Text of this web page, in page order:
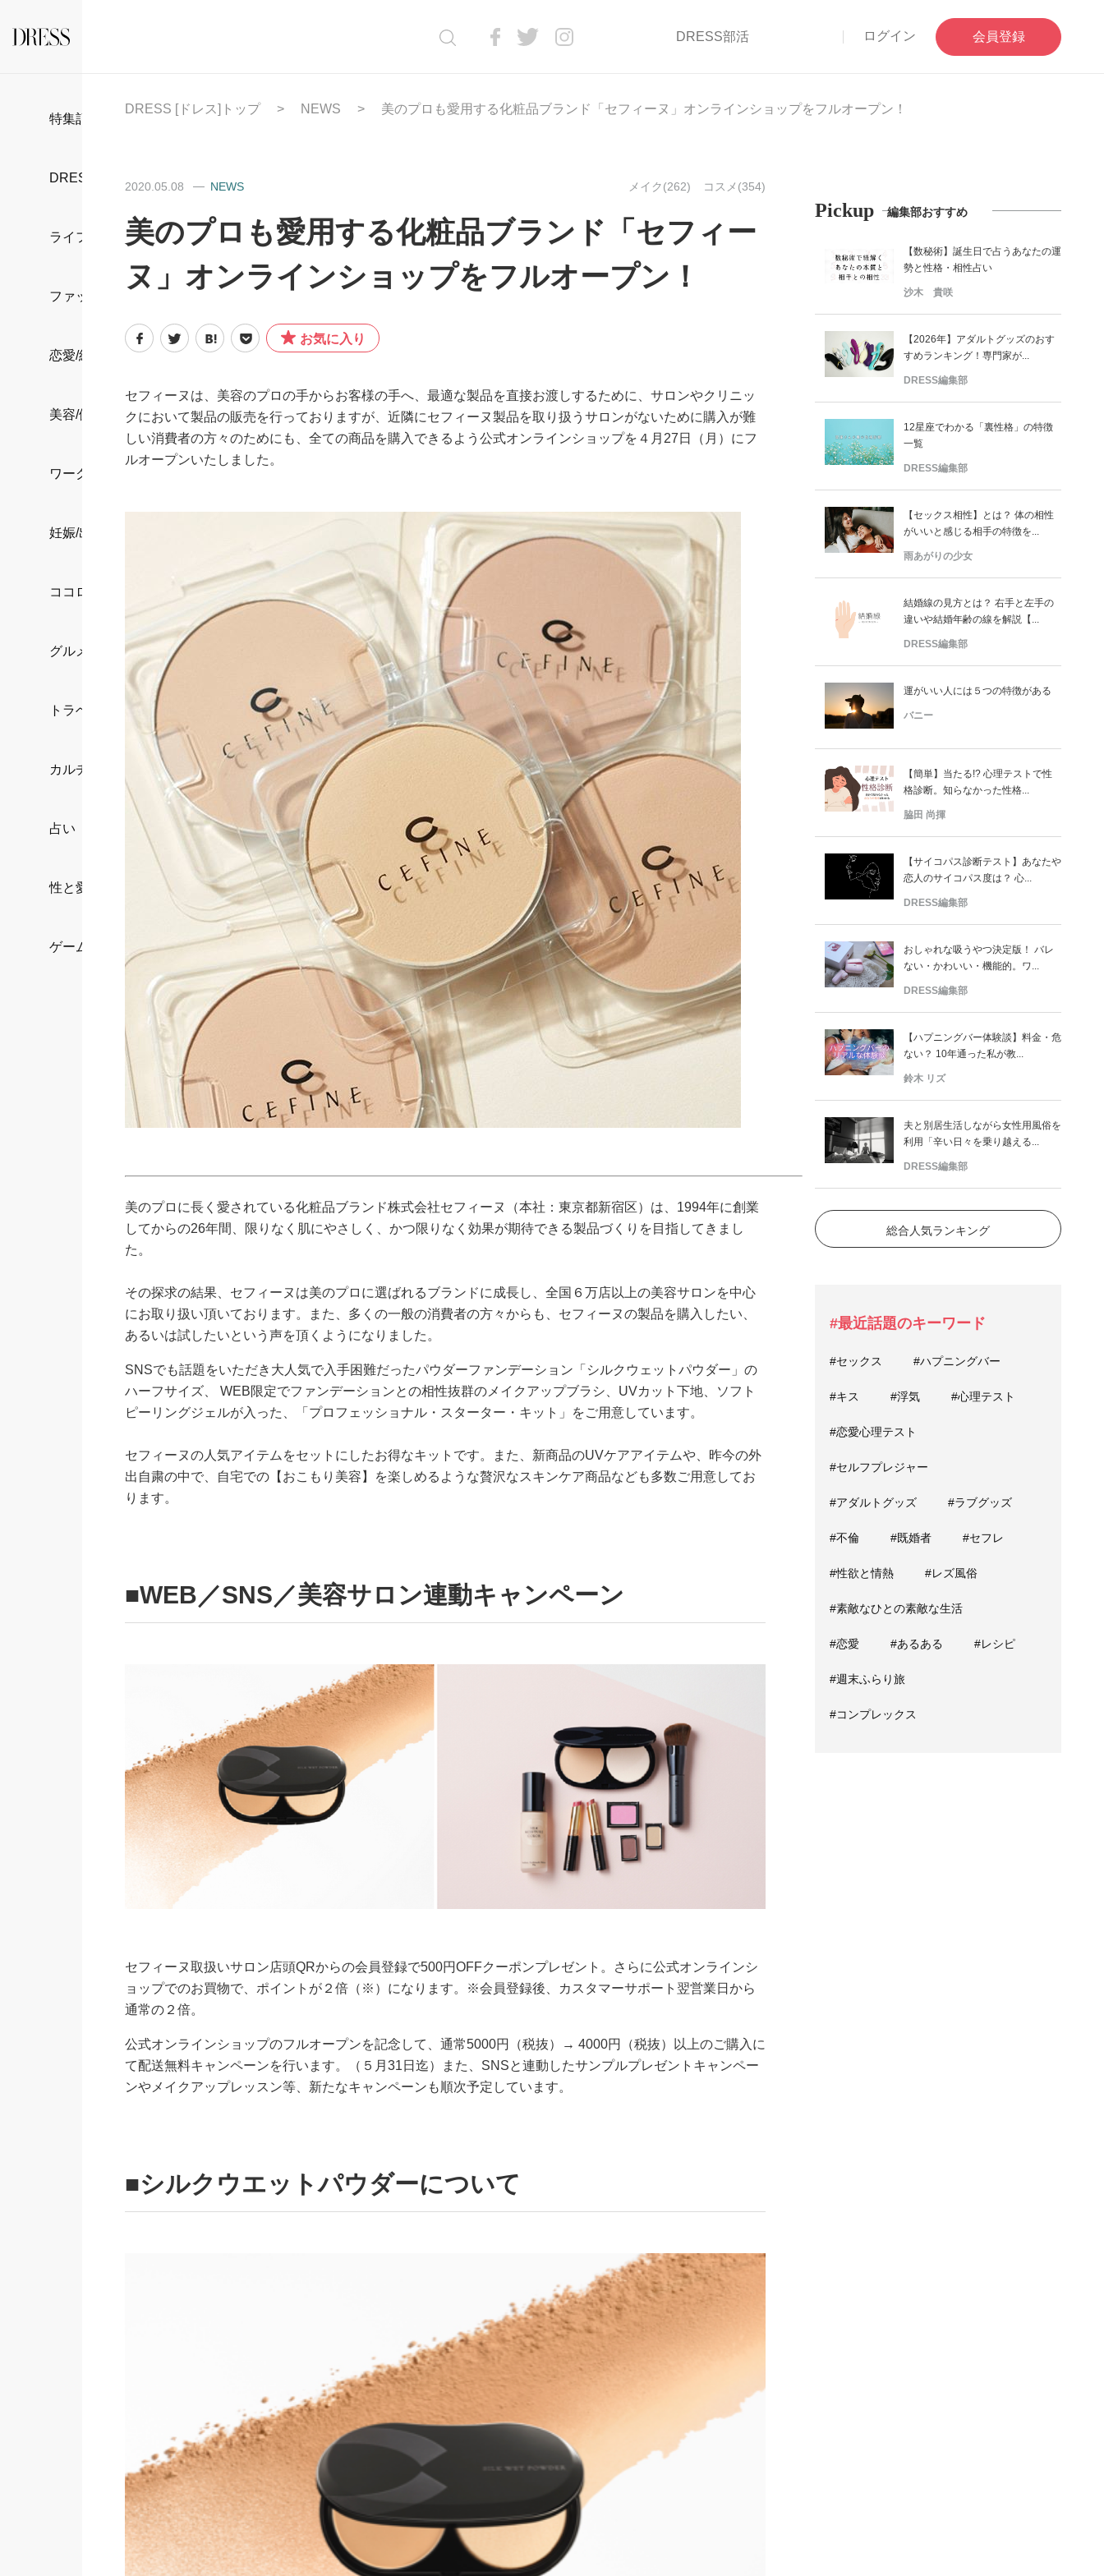
DRESS部活 ログイン 会員登録
特集記事
DRESS部活
ライフスタイル
ファッション
恋愛/結婚/離婚
美容/健康
ワークスタイル
妊娠/出産/家族
ココロ/カラダ
グルメ
トラベル
カルチャー/エンタメ
占い
性と愛
ゲーム
DRESS [ドレス]トップ NEWS 美のプロも愛用する化粧品ブランド「セフィーヌ」オンラインショップをフルオープン！
2020.05.08 NEWS メイク(262) コスメ(354)
美のプロも愛用する化粧品ブランド「セフィー
ヌ」オンラインショップをフルオープン！
お気に入り
セフィーヌは、美容のプロの手からお客様の手へ、最適な製品を直接お渡しするために、サロンやクリニッ
クにおいて製品の販売を行っておりますが、近隣にセフィーヌ製品を取り扱うサロンがないために購入が難
しい消費者の方々のためにも、全ての商品を購入できるよう公式オンラインショップを４月27日（月）にフ
ルオープンいたしました。
美のプロに長く愛されている化粧品ブランド株式会社セフィーヌ（本社：東京都新宿区）は、1994年に創業
してからの26年間、限りなく肌にやさしく、かつ限りなく効果が期待できる製品づくりを目指してきまし
た。
その探求の結果、セフィーヌは美のプロに選ばれるブランドに成長し、全国６万店以上の美容サロンを中心
にお取り扱い頂いております。また、多くの一般の消費者の方々からも、セフィーヌの製品を購入したい、
あるいは試したいという声を頂くようになりました。
SNSでも話題をいただき大人気で入手困難だったパウダーファンデーション「シルクウェットパウダー」の
ハーフサイズ、 WEB限定でファンデーションとの相性抜群のメイクアップブラシ、UVカット下地、ソフト
ピーリングジェルが入った、「プロフェッショナル・スターター・キット」をご用意しています。
セフィーヌの人気アイテムをセットにしたお得なキットです。また、新商品のUVケアアイテムや、昨今の外
出自粛の中で、自宅での【おこもり美容】を楽しめるような贅沢なスキンケア商品なども多数ご用意してお
ります。
■WEB／SNS／美容サロン連動キャンペーン
セフィーヌ取扱いサロン店頭QRからの会員登録で500円OFFクーポンプレゼント。さらに公式オンラインシ
ョップでのお買物で、ポイントが２倍（※）になります。※会員登録後、カスタマーサポート翌営業日から
通常の２倍。
公式オンラインショップのフルオープンを記念して、通常5000円（税抜）→ 4000円（税抜）以上のご購入に
て配送無料キャンペーンを行います。（５月31日迄）また、SNSと連動したサンプルプレゼントキャンペー
ンやメイクアップレッスン等、新たなキャンペーンも順次予定しています。
■シルクウエットパウダーについて
Pickup 編集部おすすめ
【数秘術】誕生日で占うあなたの運
勢と性格・相性占い
沙木 貴咲
【2026年】アダルトグッズのおす
すめランキング！専門家が...
DRESS編集部
12星座でわかる「裏性格」の特徴
一覧
DRESS編集部
【セックス相性】とは？ 体の相性
がいいと感じる相手の特徴を...
雨あがりの少女
結婚線の見方とは？ 右手と左手の
違いや結婚年齢の線を解説【...
DRESS編集部
運がいい人には５つの特徴がある
バニー
【簡単】当たる!? 心理テストで性
格診断。知らなかった性格...
脇田 尚揮
【サイコパス診断テスト】あなたや
恋人のサイコパス度は？ 心...
DRESS編集部
おしゃれな吸うやつ決定版！ バレ
ない・かわいい・機能的。ワ...
DRESS編集部
【ハプニングバー体験談】料金・危
ない？ 10年通った私が教...
鈴木 リズ
夫と別居生活しながら女性用風俗を
利用「辛い日々を乗り越える...
DRESS編集部
総合人気ランキング
#最近話題のキーワード
#セックス #ハプニングバー
#キス #浮気 #心理テスト
#恋愛心理テスト
#セルフプレジャー
#アダルトグッズ #ラブグッズ
#不倫 #既婚者 #セフレ
#性欲と情熱 #レズ風俗
#素敵なひとの素敵な生活
#恋愛 #あるある #レシピ
#週末ふらり旅
#コンプレックス